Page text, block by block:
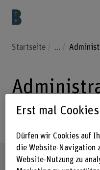
Startseite ...
Steckbrief
Erst mal
Dürfen wir Cookies auf
die Website-Navigation
Website-Nutzung zu